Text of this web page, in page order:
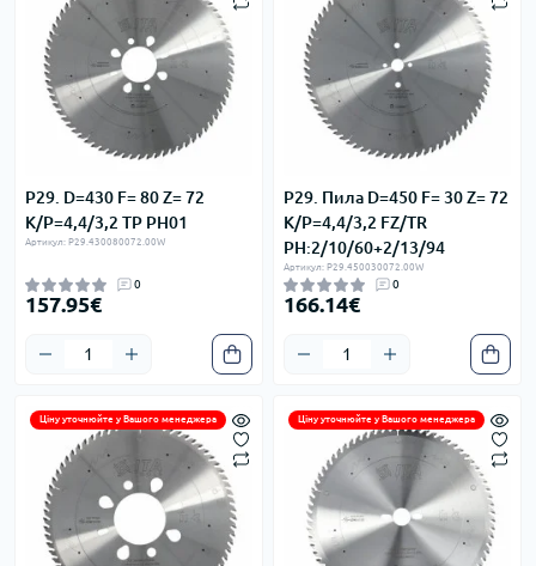
P29. D=430 F= 80 Z= 72
K/P=4,4/3,2 TP PH01
Артикул: P29.430080072.00W
0
157.95€
P29. Пила D=450 F= 30 Z= 72
K/P=4,4/3,2 FZ/TR
PH:2/10/60+2/13/94
Артикул: P29.450030072.00W
0
166.14€
Ціну уточнюйте у Вашого менеджера Ціну уточнюйте у Вашого менеджера